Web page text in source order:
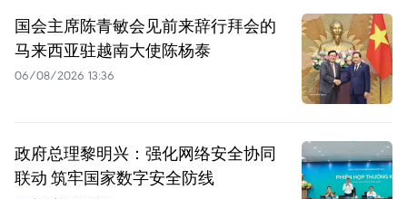
国会主席陈青敏会见前来辞行拜会的
马来西亚驻越南大使陈杨泰
06/08/2026 13:36
政府总理黎明兴：强化网络安全协同
联动 筑牢国家数字安全防线